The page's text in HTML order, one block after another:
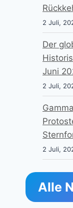
2 Juli,
Der
Juni
2 Juli,
2 Juli,
Alle